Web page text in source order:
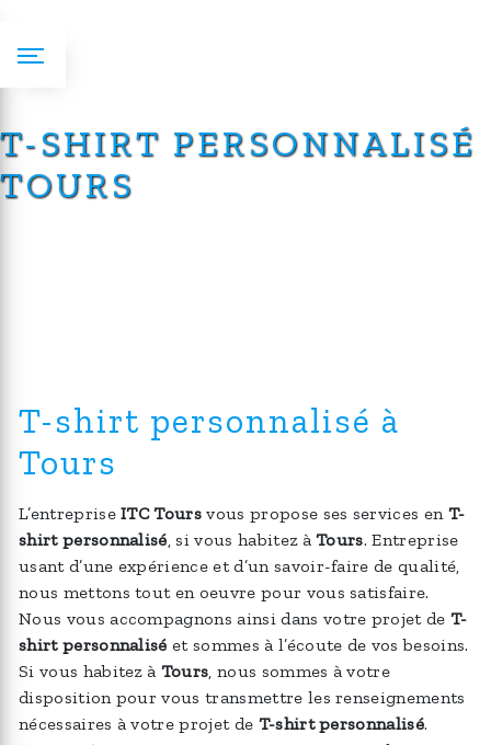
T-SHIRT PERSONNALISÉ
TOURS
T-shirt personnalisé à
Tours
L’entrepriseITC Tours vous propose ses services en T-
shirt personnalisé, si vous habitez àTours. Entreprise
usant d’une expérience et d’un savoir-faire de qualité,
nous mettons tout en oeuvre pour vous satisfaire.
Nous vous accompagnons ainsi dans votre projet deT-
shirt personnalisé et sommes à l’écoute de vos besoins.
Si vous habitez à Tours, nous sommes à votre
disposition pour vous transmettre les renseignements
nécessaires à votre projet de T-shirt personnalisé.